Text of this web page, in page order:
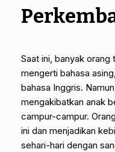
Saat ini, banyak orang
mengerti bahasa
bahasa Inggris.
mengakibatkan anak
campur-campur.
ini dan menjadikan
sehari-hari dengan